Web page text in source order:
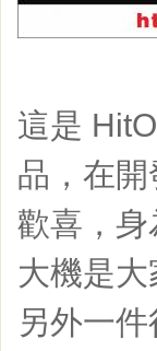
這是
品，在
歡喜，
大機是
另外一